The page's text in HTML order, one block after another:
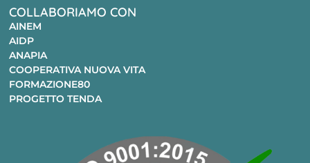
COLLABORIAMO CON
AINEM
AIDP
ANAPIA
COOPERATIVA NUOVA VITA
FORMAZIONE80
PROGETTO TENDA